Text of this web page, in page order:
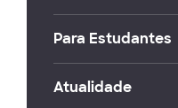
Para Estudantes
Atualidade